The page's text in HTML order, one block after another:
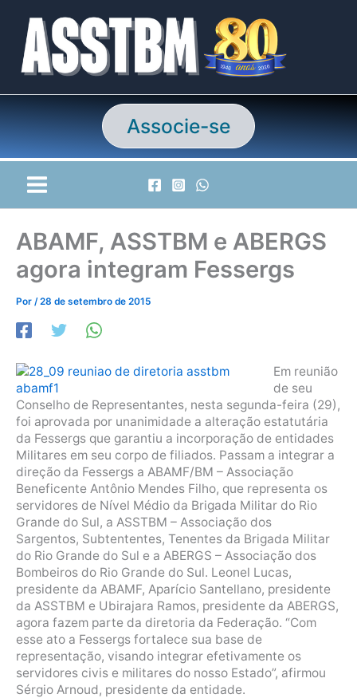
conteúdo
Associe-se
ABAMF, ASSTBM e ABERGS
agora integram Fessergs
Por /28 de setembro de 2015
Em reunião
de seu
Conselho de Representantes, nesta segunda-feira (29),
foi aprovada por unanimidade a alteração estatutária
da Fessergs que garantiu a incorporação de entidades
Militares em seu corpo de filiados. Passam a integrar a
direção da Fessergs a ABAMF/BM – Associação
Beneficente Antônio Mendes Filho, que representa os
servidores de Nível Médio da Brigada Militar do Rio
Grande do Sul, a ASSTBM – Associação dos
Sargentos, Subtententes, Tenentes da Brigada Militar
do Rio Grande do Sul e a ABERGS – Associação dos
Bombeiros do Rio Grande do Sul. Leonel Lucas,
presidente da ABAMF, Aparício Santellano, presidente
da ASSTBM e Ubirajara Ramos, presidente da ABERGS,
agora fazem parte da diretoria da Federação. “Com
esse ato a Fessergs fortalece sua base de
representação, visando integrar efetivamente os
servidores civis e militares do nosso Estado”, afirmou
Sérgio Arnoud, presidente da entidade.